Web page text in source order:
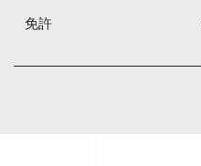
免許